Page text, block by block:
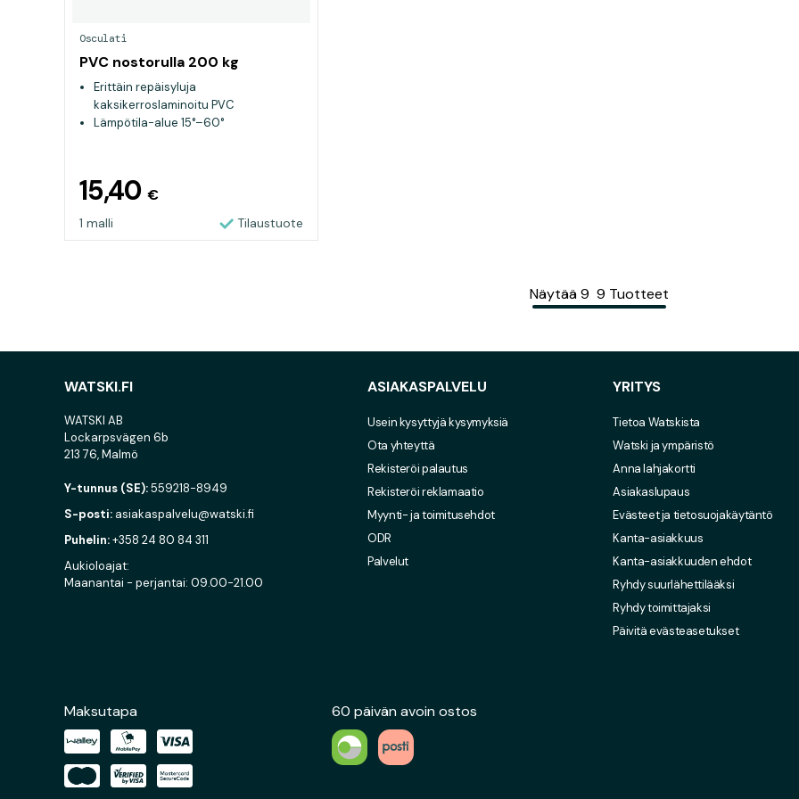
Osculati
PVC nostorulla 200 kg
Erittäin repäisyluja
kaksikerroslaminoitu PVC
Lämpötila-alue 15°–60°
15,40 €
1 malli Tilaustuote
Näytää9 9 Tuotteet
WATSKI.FI
WATSKI AB
Lockarpsvägen 6b
213 76, Malmö
Y-tunnus (SE):559218-8949
S-posti: asiakaspalvelu@watski.fi
Puhelin:+358 24 80 84 311
Aukioloajat:
Maanantai - perjantai: 09.00-21.00
ASIAKASPALVELU
Usein kysyttyjä kysymyksiä
Ota yhteyttä
Rekisteröi palautus
Rekisteröi reklamaatio
Myynti- ja toimitusehdot
ODR
Palvelut
YRITYS
Tietoa Watskista
Watski ja ympäristö
Anna lahjakortti
Asiakaslupaus
Evästeet ja tietosuojakäytäntö
Kanta-asiakkuus
Kanta-asiakkuuden ehdot
Ryhdy suurlähettilääksi
Ryhdy toimittajaksi
Päivitä evästeasetukset
Maksutapa 60 päivän avoin ostos